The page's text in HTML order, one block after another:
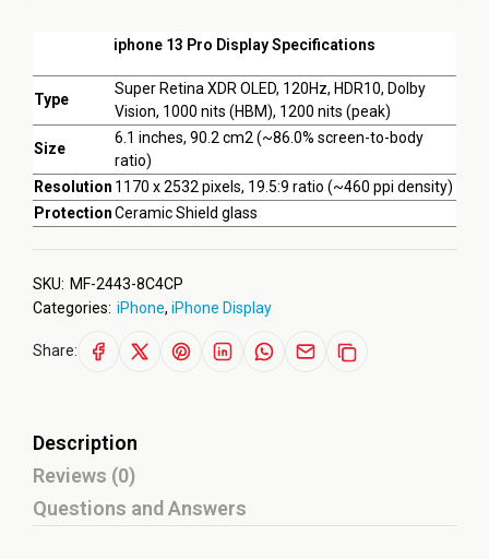
iphone 13 Pro Display Specifications
Type
Super Retina XDR OLED, 120Hz, HDR10, Dolby
Vision, 1000 nits (HBM), 1200 nits (peak)
Size
6.1 inches, 90.2 cm2 (~86.0% screen-to-body
ratio)
Resolution 1170 x 2532 pixels, 19.5:9 ratio (~460 ppi density)
ProtectionCeramic Shield glass
SKU: MF-2443-8C4CP
Categories: iPhone, iPhone Display
Share:
Description
Reviews (0)
Questions and Answers